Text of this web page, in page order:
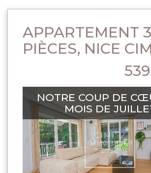
APPARTEMENT 3
PIÈCES, NICE
NOTRE COUP DE
MOIS DE